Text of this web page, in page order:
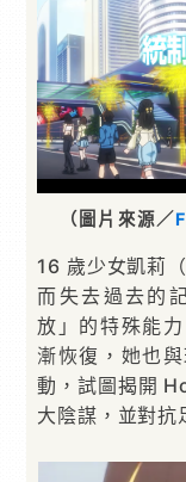
（圖片來源／
16 歲少女凱莉
而失去過去的
放」的特殊能
漸恢復，她也
動，試圖揭開
大陰謀，並對抗